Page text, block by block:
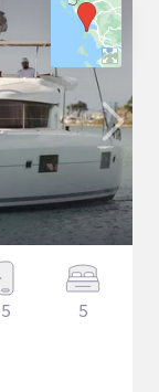
5 5